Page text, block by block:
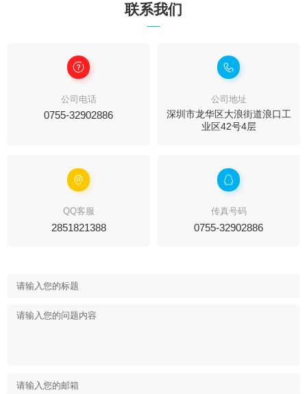
联系我们
公司电话
0755-32902886
公司地址
深圳市龙华区大浪街道浪口工
业区42号4层
QQ客服
2851821388
传真号码
0755-32902886